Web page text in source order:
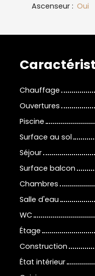
Ascenseur : Oui
Chauffage
Ouvertures
Piscine
Surface au sol
Séjour
Surface balcon
Chambres
Salle d'eau
WC
Étage
Construction
État intérieur